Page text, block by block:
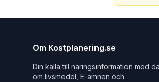
Om Kostplanering.se
Din källa till näringsinformation med
om livsmedel, E-ämnen och